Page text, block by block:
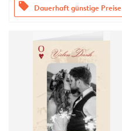
offers Dauerhaft günstige Preise